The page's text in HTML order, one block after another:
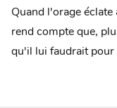
Quand l'orage
rend compte que,
qu'il lui faudrait pour